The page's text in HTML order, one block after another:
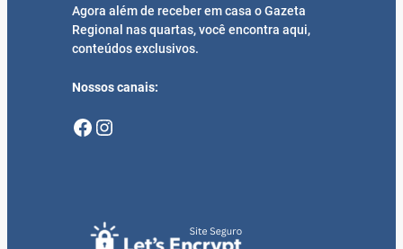
Agora além de receber em casa o Gazeta
Regional nas quartas, você encontra aqui,
conteúdos exclusivos.
Nossos canais:
Facebook Instagram